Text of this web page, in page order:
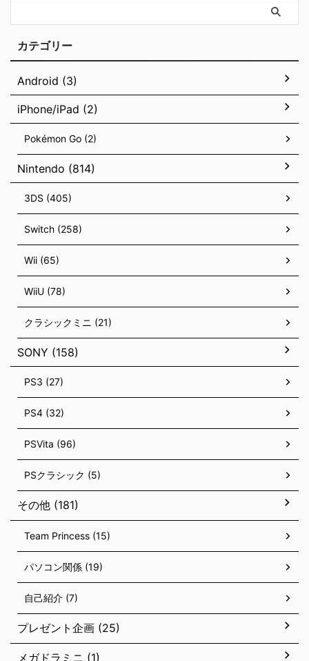
カテゴリー
Android (3)
iPhone/iPad (2)
Pokémon Go (2)
Nintendo (814)
3DS (405)
Switch (258)
Wii (65)
WiiU (78)
クラシックミニ (21)
SONY (158)
PS3 (27)
PS4 (32)
PSVita (96)
PSクラシック (5)
その他 (181)
Team Princess (15)
パソコン関係 (19)
自己紹介 (7)
プレゼント企画 (25)
メガドラミニ (1)